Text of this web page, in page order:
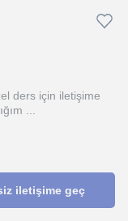
ders için iletişime
...
iletişime geç